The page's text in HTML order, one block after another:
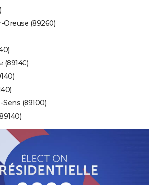
Oreuse (89260)
(89140)
(89100)